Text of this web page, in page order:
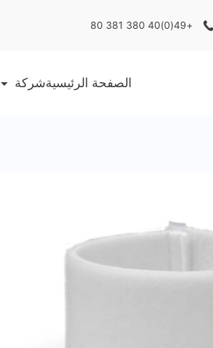
+49(0)40 380 381 80
الصفحة الرئيسيةشركة